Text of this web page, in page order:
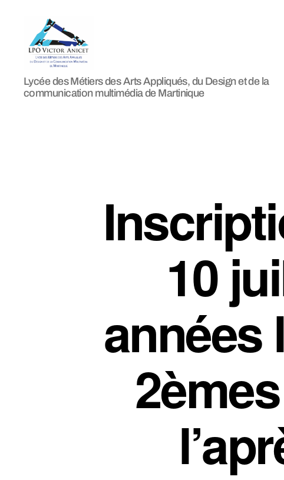
LPO
Victor
Lycée des Métiers des Arts Appliqués, du Design et de la
communication multimédia de Martinique
10
années